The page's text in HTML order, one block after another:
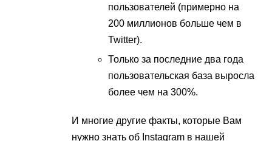
пользователей (примерно на
200 миллионов больше чем в
Twitter).
Только за последние два года
пользовательская база выросла
более чем на 300%.
И многие другие факты, которые Вам
нужно знать об Instagram в нашей